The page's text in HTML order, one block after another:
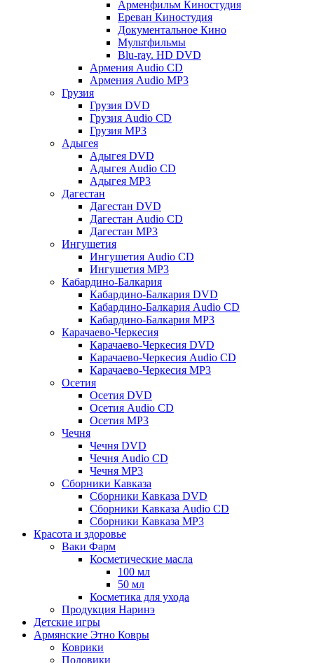
Арменфильм Киностудия
Ереван Киностудия
Документальное Кино
Мультфильмы
Blu-ray. HD DVD
Армения Audio CD
Армения Audio MP3
Грузия
Грузия DVD
Грузия Audio CD
Грузия MP3
Адыгея
Адыгея DVD
Адыгея Audio CD
Адыгея MP3
Дагестан
Дагестан DVD
Дагестан Audio CD
Дагестан MP3
Ингушетия
Ингушетия Audio CD
Ингушетия MP3
Кабардино-Балкария
Кабардино-Балкария DVD
Кабардино-Балкария Audio CD
Кабардино-Балкария MP3
Карачаево-Черкесия
Карачаево-Черкесия DVD
Карачаево-Черкесия Audio CD
Карачаево-Черкесия MP3
Осетия
Осетия DVD
Осетия Audio CD
Осетия MP3
Чечня
Чечня DVD
Чечня Audio CD
Чечня MP3
Сборники Кавказа
Сборники Кавказа DVD
Сборники Кавказа Audio CD
Сборники Кавказа MP3
Красота и здоровье
Ваки Фарм
Косметические масла
100 мл
50 мл
Косметика для ухода
Продукция Наринэ
Детские игры
Армянские Этно Ковры
Коврики
Половики